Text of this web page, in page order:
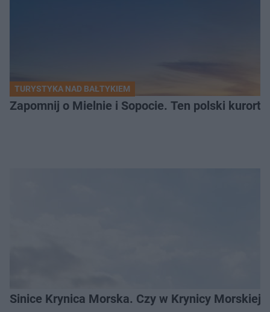
TURYSTYKA NAD BAŁTYKIEM
Zapomnij o Mielnie i Sopocie. Ten polski kurort
Sinice Krynica Morska. Czy w Krynicy Morskiej